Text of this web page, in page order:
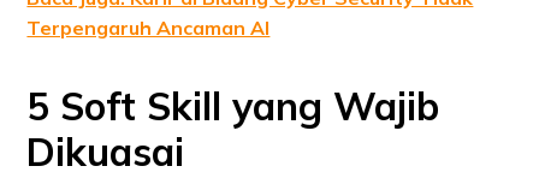
Terpengaruh Ancaman AI
5 Soft Skill yang Wajib
Dikuasai